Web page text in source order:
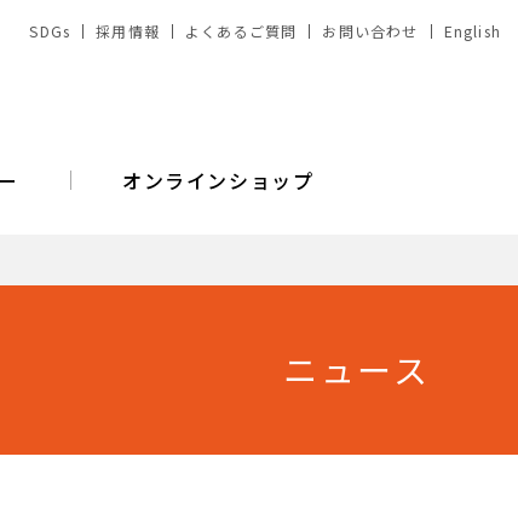
SDGs 採用情報 よくあるご質問 お問い合わせ English
オンラインショップ
ニュース